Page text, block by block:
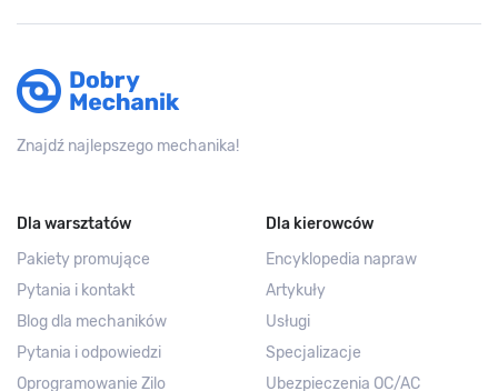
Znajdź najlepszego mechanika!
Dla warsztatów
Pakiety promujące
Pytania i kontakt
Blog dla mechaników
Pytania i odpowiedzi
Oprogramowanie Zilo
Dla kierowców
Encyklopedia napraw
Artykuły
Usługi
Specjalizacje
Ubezpieczenia OC/AC